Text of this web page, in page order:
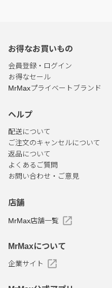
お得なお買いもの
会員登録・ログイン
お得なセール
MrMaxプライベートブランド
ヘルプ
配送について
ご注文のキャンセルについて
返品について
よくあるご質問
お問い合わせ・ご意見
店舗
MrMax店舗一覧
MrMaxについて
企業サイト